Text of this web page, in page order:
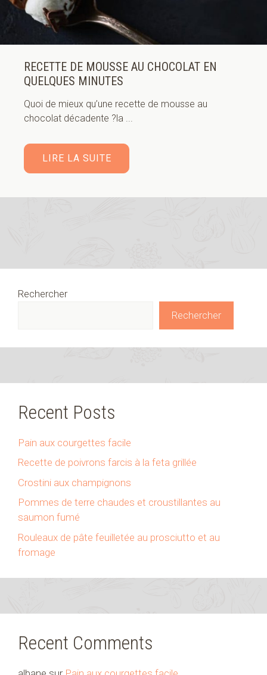
RECETTE DE MOUSSE AU CHOCOLAT EN
QUELQUES MINUTES
Quoi de mieux qu’une recette de mousse au
chocolat décadente ?la ...
LIRE LA SUITE
Rechercher
Rechercher
Recent Posts
Pain aux courgettes facile
Recette de poivrons farcis à la feta grillée
Crostini aux champignons
Pommes de terre chaudes et croustillantes au
saumon fumé
Rouleaux de pâte feuilletée au prosciutto et au
fromage
Recent Comments